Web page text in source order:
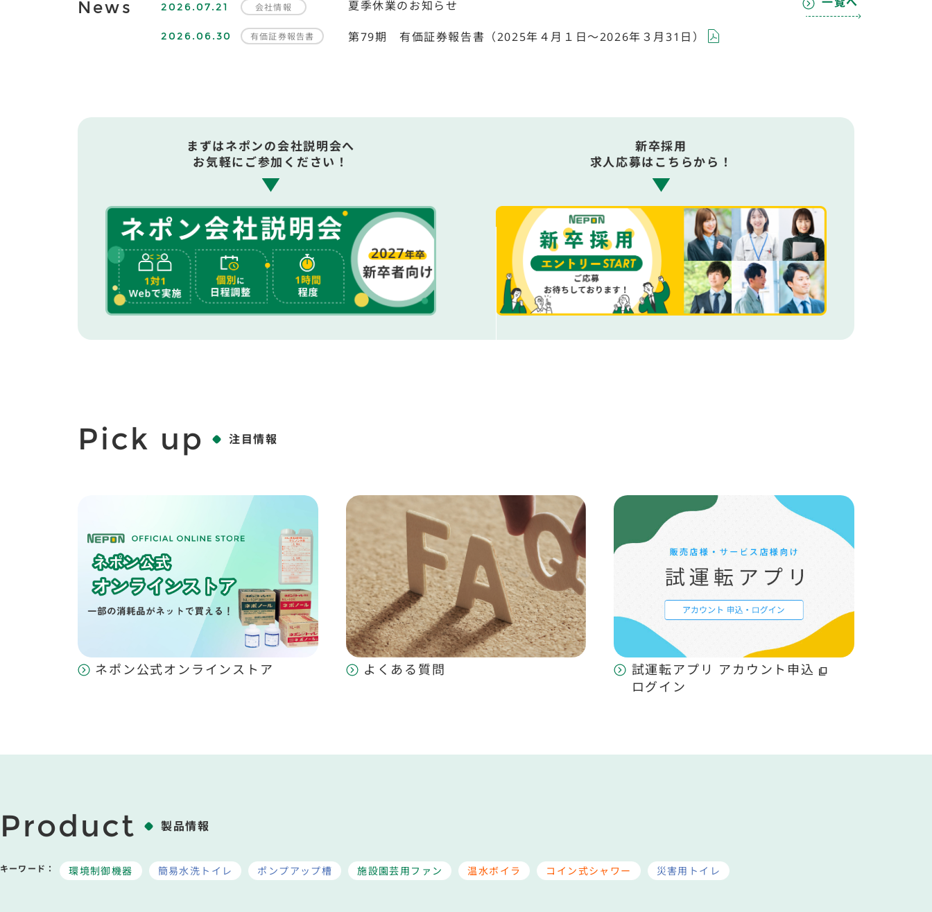
2026.07.21 会社情報 夏季休業のお知らせ
2026.06.30 有価証券報告書 第79期 有価証券報告書（2025年４月１日～2026年３月31日）
まずはネポンの会社説明会へ
お気軽にご参加ください！
新卒採用
求人応募はこちらから！
Pick up 注目情報
ネポン公式オンラインストア よくある質問
試運転アプリ アカウント申込
ログイン
Product 製品情報
キーワード： 環境制御機器 簡易水洗トイレ ポンプアップ槽 施設園芸用ファン 温水ボイラ コイン式シャワー 災害用トイレ